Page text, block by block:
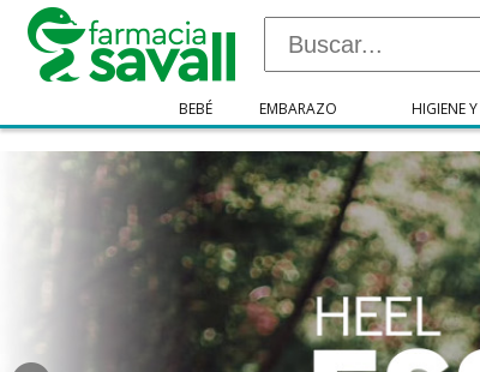
BEBÉ EMBARAZO HIGIENE